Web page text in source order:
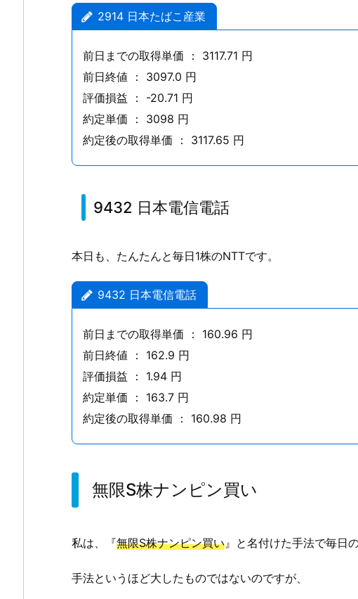
2.
9
4
3
日
本
電
限
株
ナ
ン
ピ
買
い
2914 日本たばこ産業
前日までの取得単価 ： 3117.71 円
前日終値 ： 3097.0 円
評価損益 ： -20.71 円
約定単価 ： 3098 円
約定後の取得単価 ： 3117.65 円
9432 日本電信電話
本日も、たんたんと毎日1株のNTTです。
9432 日本電信電話
前日までの取得単価 ： 160.96 円
前日終値 ： 162.9 円
評価損益 ： 1.94 円
約定単価 ： 163.7 円
約定後の取得単価 ： 160.98 円
無限S株ナンピン買い
私は、『無限S株ナンピン買い 』と名付けた手法で毎日
手法というほど大したものではないのですが、